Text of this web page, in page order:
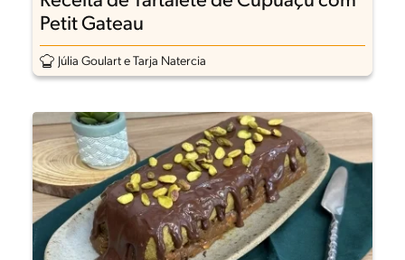
Petit Gateau
Júlia Goulart e Tarja Natercia